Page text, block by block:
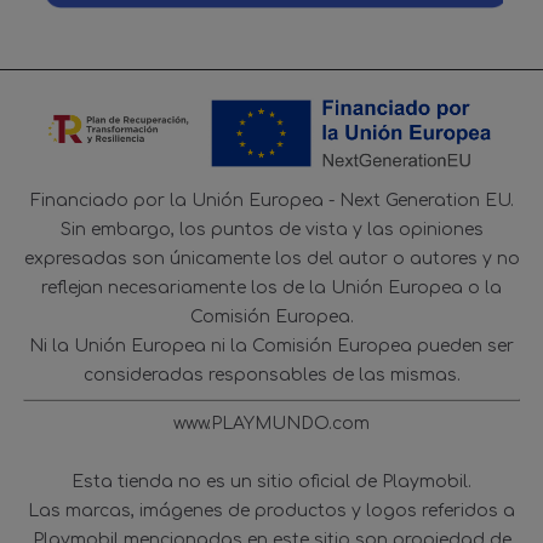
Financiado por la Unión Europea - Next Generation EU.
Sin embargo, los puntos de vista y las opiniones
expresadas son únicamente los del autor o autores y no
reflejan necesariamente los de la Unión Europea o la
Comisión Europea.
Ni la Unión Europea ni la Comisión Europea pueden ser
consideradas responsables de las mismas.
www.PLAYMUNDO.com
Esta tienda no es un sitio oficial de Playmobil.
Las marcas, imágenes de productos y logos referidos a